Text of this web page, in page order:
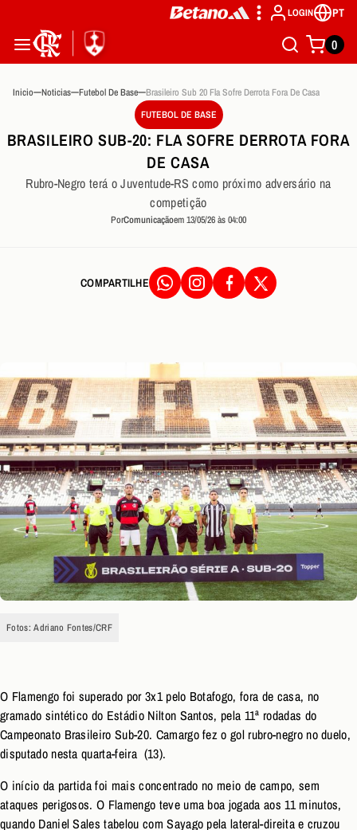
LOGIN PT
0
Inicio Noticias Futebol De Base
Brasileiro Sub 20 Fla Sofre Derrota Fora De Casa
FUTEBOL DE BASE
BRASILEIRO SUB-20: FLA SOFRE DERROTA FORA
DE CASA
Rubro-Negro terá o Juventude-RS como próximo adversário na
competição
PorComunicaçãoem 13/05/26 às 04:00
COMPARTILHE
Fotos: Adriano Fontes/CRF
O Flamengo foi superado por 3x1 pelo Botafogo, fora de casa, no
gramado sintético do Estádio Nilton Santos, pela 11ª rodadas do
Campeonato Brasileiro Sub-20. Camargo fez o gol rubro-negro no duelo,
disputado nesta quarta-feira (13).
O início da partida foi mais concentrado no meio de campo, sem
ataques perigosos. O Flamengo teve uma boa jogada aos 11 minutos,
quando Daniel Sales tabelou com Sayago pela lateral-direita e cruzou